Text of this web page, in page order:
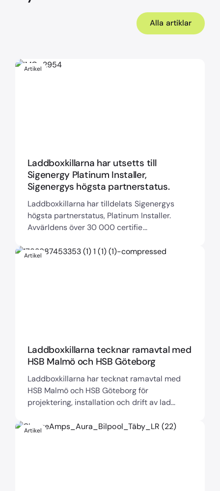
Alla artiklar
Artikel
Laddboxkillarna har utsetts till
Sigenergy Platinum Installer,
Sigenergys högsta partnerstatus.
Laddboxkillarna har tilldelats Sigenergys
högsta partnerstatus, Platinum Installer.
Avvärldens över 30 000 certifie...
Artikel
Laddboxkillarna tecknar ramavtal med
HSB Malmö och HSB Göteborg
Laddboxkillarna har tecknat ramavtal med
HSB Malmö och HSB Göteborg för
projektering, installation och drift av lad...
Artikel